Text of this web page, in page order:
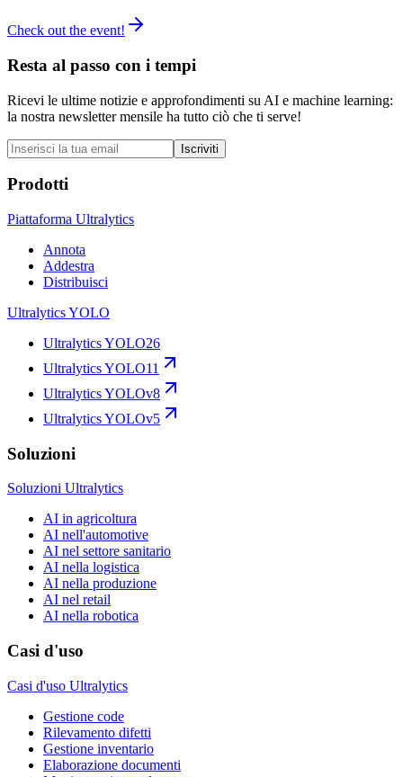
Check out the event!
Resta al passo con i tempi
Ricevi le ultime notizie e approfondimenti su AI e machine learning:
la nostra newsletter mensile ha tutto ciò che ti serve!
Iscriviti
Prodotti
Piattaforma Ultralytics
Annota
Addestra
Distribuisci
Ultralytics YOLO
Ultralytics YOLO26
Ultralytics YOLO11
Ultralytics YOLOv8
Ultralytics YOLOv5
Soluzioni
Soluzioni Ultralytics
AI in agricoltura
AI nell'automotive
AI nel settore sanitario
AI nella logistica
AI nella produzione
AI nel retail
AI nella robotica
Casi d'uso
Casi d'uso Ultralytics
Gestione code
Rilevamento difetti
Gestione inventario
Elaborazione documenti